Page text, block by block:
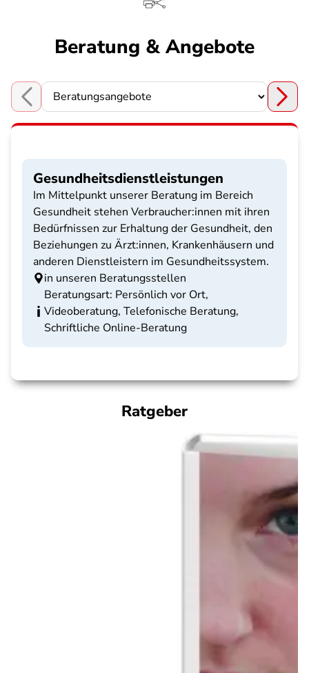
Beratung & Angebote
Choose a section
Gesundheitsdienstleistungen
Im Mittelpunkt unserer Beratung im Bereich
Gesundheit stehen Verbraucher:innen mit ihren
Bedürfnissen zur Erhaltung der Gesundheit, den
Beziehungen zu Ärzt:innen, Krankenhäusern und
anderen Dienstleistern im Gesundheitssystem.
in unseren Beratungsstellen
Beratungsart: Persönlich vor Ort,
Videoberatung, Telefonische Beratung,
Schriftliche Online-Beratung
Ratgeber